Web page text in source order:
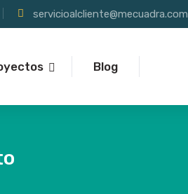
servicioalcliente@mecuadra.com
Blog